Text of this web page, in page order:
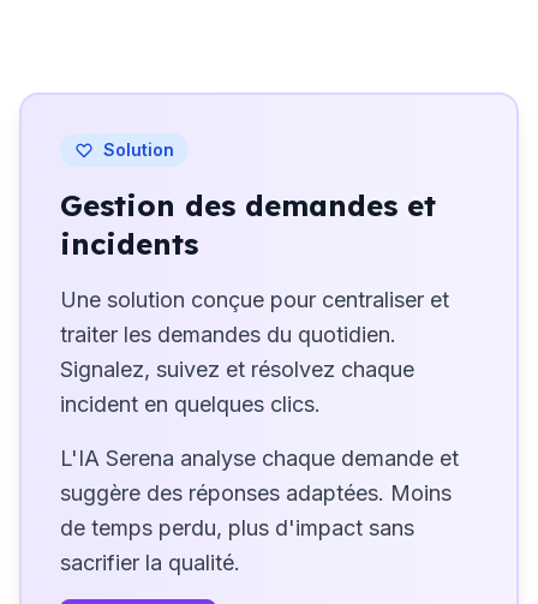
Solution
Gestion des demandes et
incidents
Une solution conçue pour centraliser et
traiter les demandes du quotidien.
Signalez, suivez et résolvez chaque
incident en quelques clics.
L'IA Serena analyse chaque demande et
suggère des réponses adaptées. Moins
de temps perdu, plus d'impact sans
sacrifier la qualité.